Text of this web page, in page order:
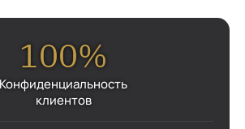
100%
Конфиденциальность
клиентов